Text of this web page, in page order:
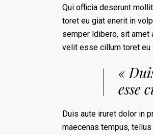
Qui officia deserunt
toret eu giat enerit in
semper ldibero, sit amet
velit esse cillum toret eu
«
esse
Duis aute iruret dolor in
maecenas tempus,